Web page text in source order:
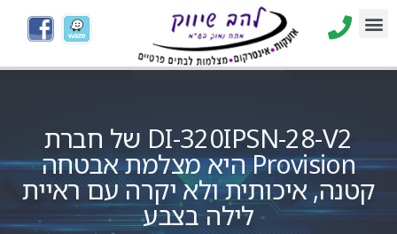
DI-320IPSN-28-V2 של חברת
Provision היא מצלמת אבטחה
קטנה, איכותית ולא יקרה עם ראיית
לילה בצבע